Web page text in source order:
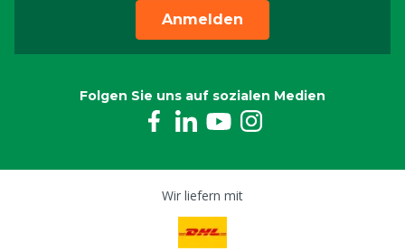
Anmelden
Folgen Sie uns auf sozialen Medien
Wir liefern mit